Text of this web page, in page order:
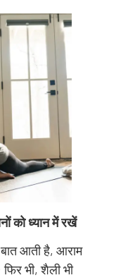
को ध्यान में रखें
आती है, आराम
फिर भी, शैली भी